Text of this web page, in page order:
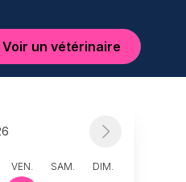
Voir un vétérinaire
VEN. SAM. DIM.